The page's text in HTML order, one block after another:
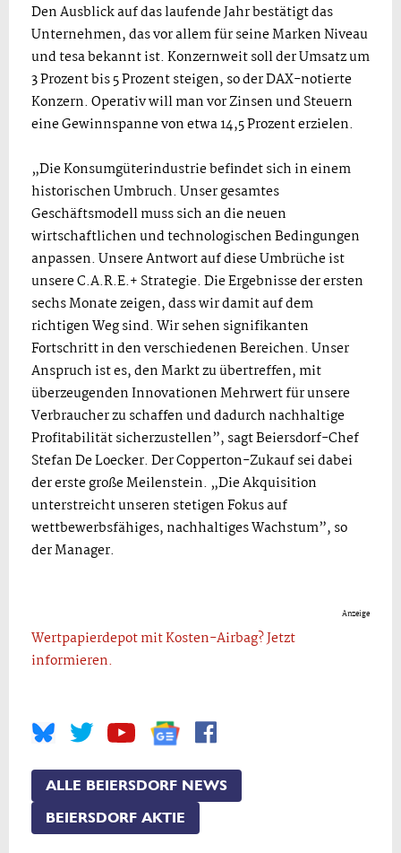
Den Ausblick auf das laufende Jahr bestätigt das
Unternehmen, das vor allem für seine Marken Niveau
und tesa bekannt ist. Konzernweit soll der Umsatz um
3 Prozent bis 5 Prozent steigen, so der DAX-notierte
Konzern. Operativ will man vor Zinsen und Steuern
eine Gewinnspanne von etwa 14,5 Prozent erzielen.
„Die Konsumgüterindustrie befindet sich in einem
historischen Umbruch. Unser gesamtes
Geschäftsmodell muss sich an die neuen
wirtschaftlichen und technologischen Bedingungen
anpassen. Unsere Antwort auf diese Umbrüche ist
unsere C.A.R.E.+ Strategie. Die Ergebnisse der ersten
sechs Monate zeigen, dass wir damit auf dem
richtigen Weg sind. Wir sehen signifikanten
Fortschritt in den verschiedenen Bereichen. Unser
Anspruch ist es, den Markt zu übertreffen, mit
überzeugenden Innovationen Mehrwert für unsere
Verbraucher zu schaffen und dadurch nachhaltige
Profitabilität sicherzustellen”, sagt Beiersdorf-Chef
Stefan De Loecker. Der Copperton-Zukauf sei dabei
der erste große Meilenstein. „Die Akquisition
unterstreicht unseren stetigen Fokus auf
wettbewerbsfähiges, nachhaltiges Wachstum”, so
der Manager.
Anzeige
Wertpapierdepot mit Kosten-Airbag? Jetzt
informieren.
ALLE BEIERSDORF NEWS
BEIERSDORF AKTIE